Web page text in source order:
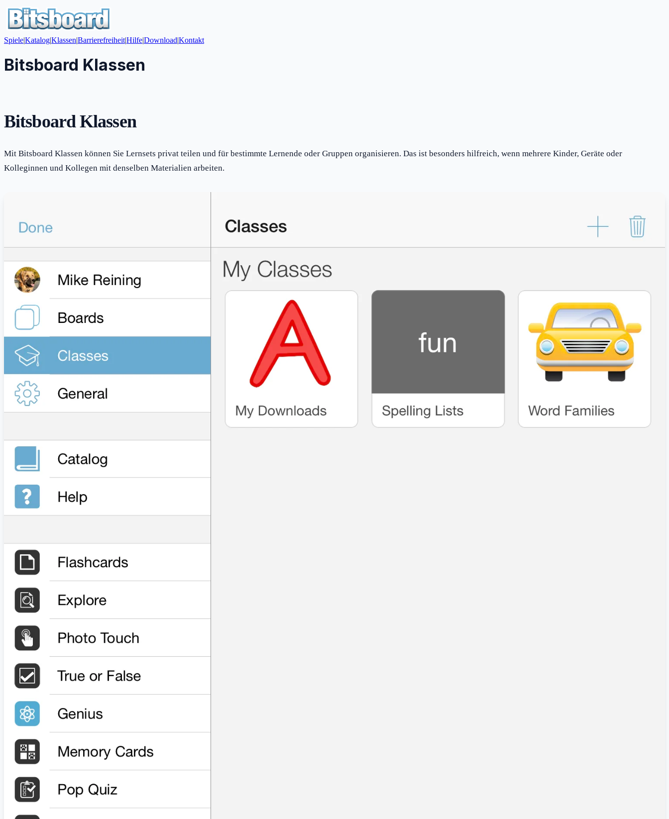
Spiele|Katalog|Klassen|Barrierefreiheit|Hilfe|Download|Kontakt
Bitsboard Klassen
Bitsboard Klassen
Mit Bitsboard Klassen können Sie Lernsets privat teilen und für bestimmte Lernende oder Gruppen organisieren. Das ist besonders hilfreich, wenn mehrere Kinder, Geräte oder
Kolleginnen und Kollegen mit denselben Materialien arbeiten.